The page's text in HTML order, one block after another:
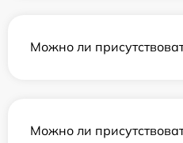
Можно ли
Можно ли